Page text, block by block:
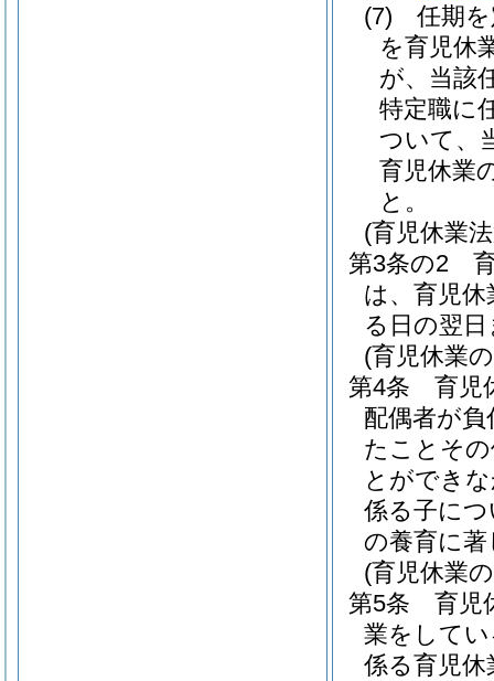
(7)
任期
を育児休
が、当該
特定職に
ついて、
育児休業
と。
(育児休業
第3条の2
は、育児
る日の翌
(育児休業
第4条
育児
配偶者が
たことそ
とができ
係る子に
の養育に
(育児休業
第5条
育児
業をして
係る育児